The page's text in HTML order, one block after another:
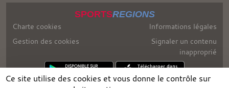
SPORTSREGIONS
Charte cookies
Gestion des cookies
Informations légales
Signaler un contenu
inapproprié
Ce site utilise des cookies et vous donne le contrôle sur